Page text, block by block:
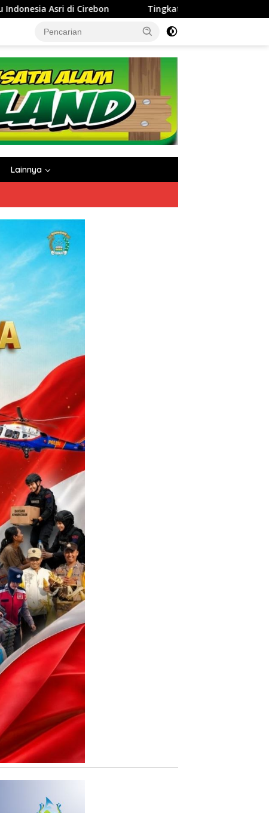
‎Tingkatkan Kinerja dan Integritas Manajer, Perumda Tirta
Lainnya